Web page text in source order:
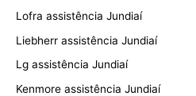
Lofra assistência Jundiaí
Liebherr assistência Jundiaí
Lg assistência Jundiaí
Kenmore assistência Jundiaí